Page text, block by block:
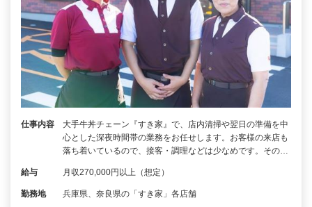
仕事内容
大手牛丼チェーン『すき家』で、店内清掃や翌日の準備を中
心とした深夜時間帯の業務をお任せします。お客様の来店も
落ち着いているので、接客・調理などは少なめです。その…
給与 月収270,000円以上（想定）
勤務地 兵庫県、奈良県の「すき家」各店舗